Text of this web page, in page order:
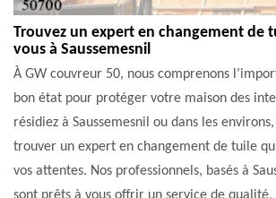
Trouvez un expert en changement de
vous à Saussemesnil
À GW couvreur 50, nous comprenons
bon état pour protéger votre maison des
résidiez à Saussemesnil ou dans les
trouver un expert en changement de tuile
vos attentes. Nos professionnels, basés à